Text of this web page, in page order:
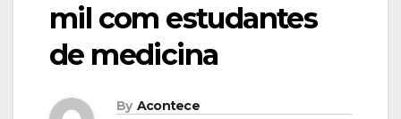
mil com estudantes
de medicina
By Acontece